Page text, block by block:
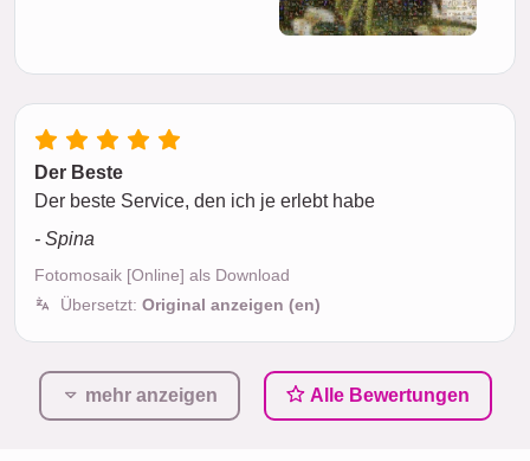
Der Beste
Der beste Service, den ich je erlebt habe
- Spina
Fotomosaik [Online] als Download
Übersetzt: Original anzeigen (en)
mehr anzeigen Alle Bewertungen